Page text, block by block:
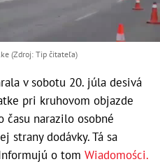
(Zdroj: Tip čitateľa)
v sobotu 20. júla desivá
pri kruhovom objazde
času narazilo osobné
strany dodávky. Tá sa
o tom Wiadomości.